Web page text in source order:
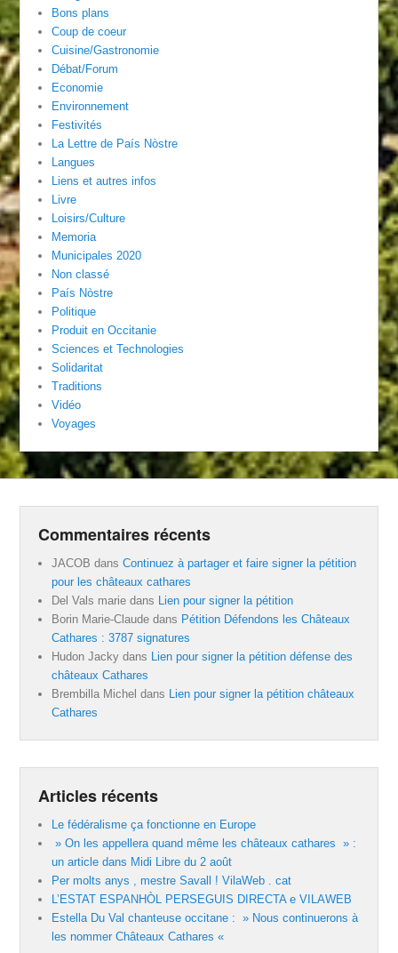
Bons plans
Coup de coeur
Cuisine/Gastronomie
Débat/Forum
Economie
Environnement
Festivités
La Lettre de País Nòstre
Langues
Liens et autres infos
Livre
Loisirs/Culture
Memoria
Municipales 2020
Non classé
País Nòstre
Politique
Produit en Occitanie
Sciences et Technologies
Solidaritat
Traditions
Vidéo
Voyages
Commentaires récents
JACOB dansContinuez à partager et faire signer la pétition
pour les châteaux cathares
Del Vals marie dans Lien pour signer la pétition
Borin Marie-Claude dans Pétition Défendons les Châteaux
Cathares : 3787 signatures
Hudon Jacky dans Lien pour signer la pétition défense des
châteaux Cathares
Brembilla Michel dans Lien pour signer la pétition châteaux
Cathares
Articles récents
Le fédéralisme ça fonctionne en Europe
» On les appellera quand même les châteaux cathares » :
un article dans Midi Libre du 2 août
Per molts anys , mestre Savall ! VilaWeb . cat
L’ESTAT ESPANHÒL PERSEGUIS DIRECTA e VILAWEB
Estella Du Val chanteuse occitane : » Nous continuerons à
les nommer Châteaux Cathares «